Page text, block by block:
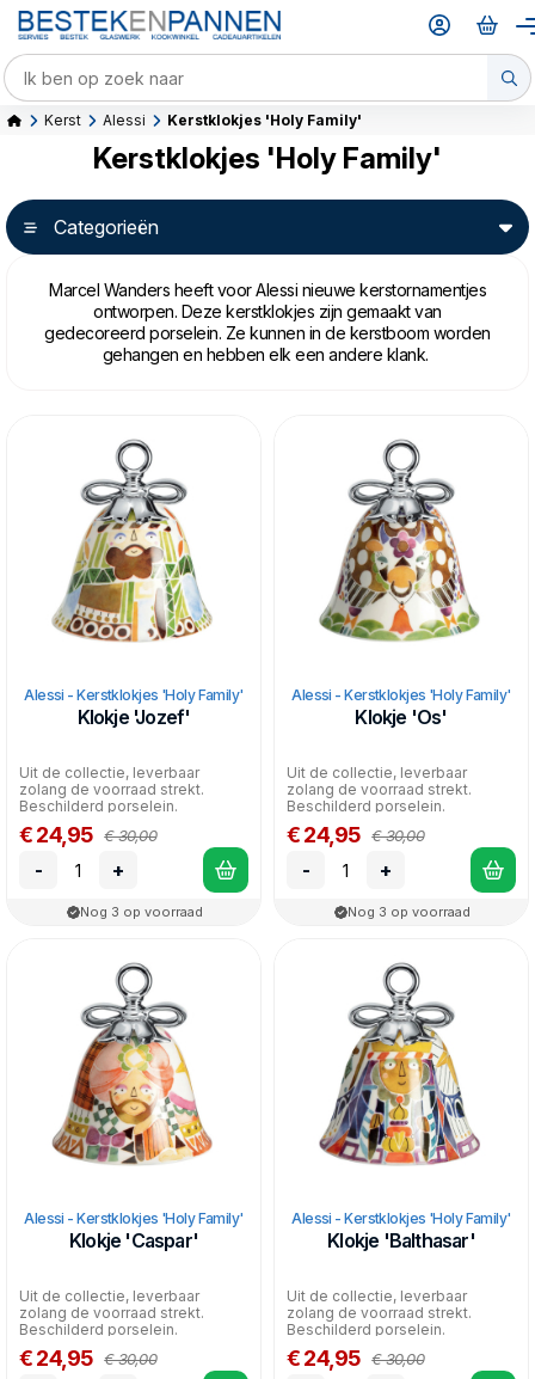
Kerst Alessi Kerstklokjes 'Holy Family'
Kerstklokjes 'Holy Family'
Categorieën
Marcel Wanders heeft voor Alessi nieuwe kerstornamentjes
ontworpen. Deze kerstklokjes zijn gemaakt van
gedecoreerd porselein. Ze kunnen in de kerstboom worden
gehangen en hebben elk een andere klank.
Alessi - Kerstklokjes 'Holy Family'
Klokje 'Jozef'
Uit de collectie, leverbaar
zolang de voorraad strekt.
Beschilderd porselein.
Diameter: 7,2 cm Hoogte:...
€ 24,95 € 30,00
- +
Nog 3 op voorraad
Alessi - Kerstklokjes 'Holy Family'
Klokje 'Os'
Uit de collectie, leverbaar
zolang de voorraad strekt.
Beschilderd porselein.
Diameter: 7,2 cm Hoogte:...
€ 24,95 € 30,00
- +
Nog 3 op voorraad
Alessi - Kerstklokjes 'Holy Family'
Klokje 'Caspar'
Uit de collectie, leverbaar
zolang de voorraad strekt.
Beschilderd porselein.
Diameter: 7,2 cm Hoogte:...
€ 24,95 € 30,00
Alessi - Kerstklokjes 'Holy Family'
Klokje 'Balthasar'
Uit de collectie, leverbaar
zolang de voorraad strekt.
Beschilderd porselein.
Diameter: 7,2 cm Hoogte:...
€ 24,95 € 30,00